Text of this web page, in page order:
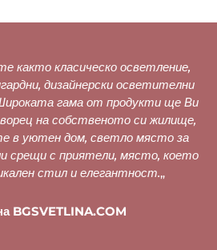
както класическо осветление,
дизайнерски осветителни
гама от продукти ще Ви
на собственото си жилище,
в уютен дом, светло място за
срещи с приятели, място, което
стил и елегантност.„
BGSVETLINA.COM